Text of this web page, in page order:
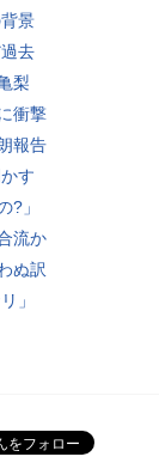
景
去
梨
衝撃
報告
す
?」
流か
ぬ訳
」